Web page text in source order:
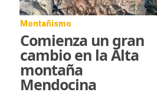
Montañismo
Comienza un gran
cambio en la Alta
montaña
Mendocina